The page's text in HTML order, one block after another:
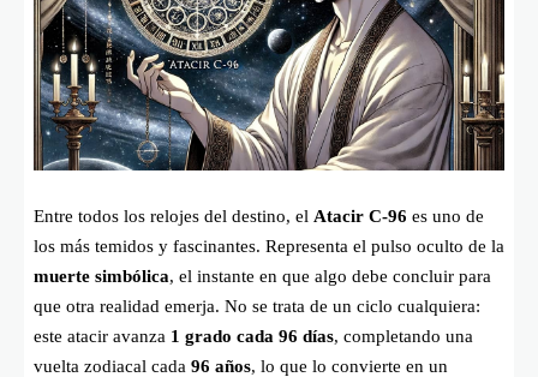
Entre todos los relojes del destino, el Atacir C-96 es uno de
los más temidos y fascinantes. Representa el pulso oculto de la
muerte simbólica, el instante en que algo debe concluir para
que otra realidad emerja. No se trata de un ciclo cualquiera:
este atacir avanza 1 grado cada 96 días, completando una
vuelta zodiacal cada 96 años, lo que lo convierte en un